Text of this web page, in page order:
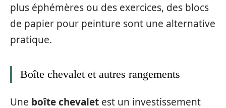
plus éphémères ou des exercices, des blocs
de papier pour peinture sont une alternative
pratique.
Boîte chevalet et autres rangements
Une boîte chevalet est un investissement